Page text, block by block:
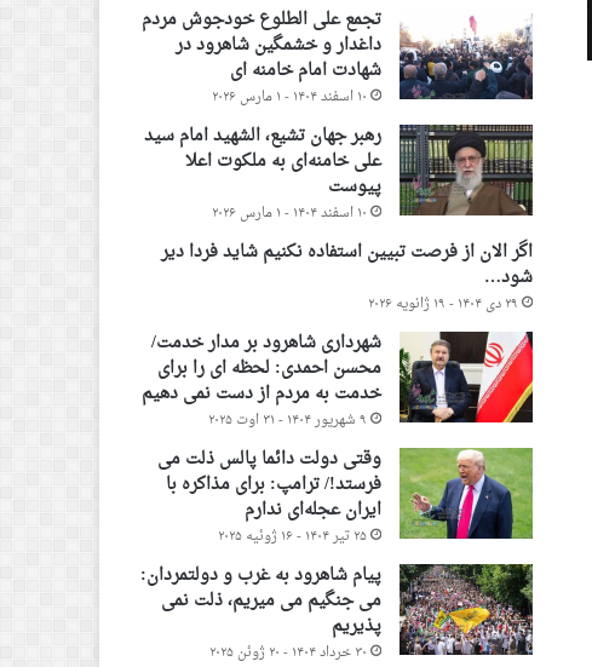
تجمع علی الطلوع خودجوش مردم
داغدار و خشمگین شاهرود در
شهادت امام خامنه ای
۱۰ اسفند ۱۴۰۴ - ۱ مارس ۲۰۲۶
رهبر جهان تشیع، الشهید امام سید
علی خامنه‌ای به ملکوت اعلا
پیوست
۱۰ اسفند ۱۴۰۴ - ۱ مارس ۲۰۲۶
اگر الان از فرصت تبیین استفاده نکنیم شاید فردا دیر
شود…
۲۹ دی ۱۴۰۴ - ۱۹ ژانویه ۲۰۲۶
شهرداری شاهرود بر مدار خدمت/
محسن احمدی: لحظه ای را برای
خدمت به مردم از دست نمی دهیم
۹ شهریور ۱۴۰۴ - ۳۱ اوت ۲۰۲۵
وقتی دولت دائما پالس ذلت می
فرستد!/ ترامپ: برای مذاکره با
ایران عجله‌ای ندارم
۲۵ تیر ۱۴۰۴ - ۱۶ ژوئیه ۲۰۲۵
پیام شاهرود به غرب و دولتمردان:
می جنگیم می میریم، ذلت نمی
پذیریم
۳۰ خرداد ۱۴۰۴ - ۲۰ ژوئن ۲۰۲۵